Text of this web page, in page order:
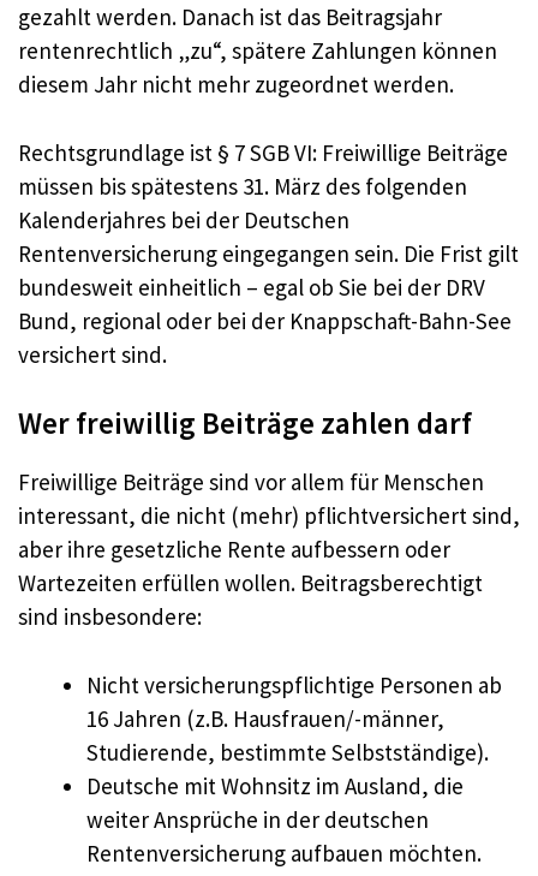
gezahlt werden. Danach ist das Beitragsjahr
rentenrechtlich „zu“, spätere Zahlungen können
diesem Jahr nicht mehr zugeordnet werden.
Rechtsgrundlage ist § 7 SGB VI: Freiwillige Beiträge
müssen bis spätestens 31. März des folgenden
Kalenderjahres bei der Deutschen
Rentenversicherung eingegangen sein. Die Frist gilt
bundesweit einheitlich – egal ob Sie bei der DRV
Bund, regional oder bei der Knappschaft-Bahn-See
versichert sind.
Wer freiwillig Beiträge zahlen darf
Freiwillige Beiträge sind vor allem für Menschen
interessant, die nicht (mehr) pflichtversichert sind,
aber ihre gesetzliche Rente aufbessern oder
Wartezeiten erfüllen wollen. Beitragsberechtigt
sind insbesondere:
Nicht versicherungspflichtige Personen ab
16 Jahren (z.B. Hausfrauen/-männer,
Studierende, bestimmte Selbstständige).
Deutsche mit Wohnsitz im Ausland, die
weiter Ansprüche in der deutschen
Rentenversicherung aufbauen möchten.